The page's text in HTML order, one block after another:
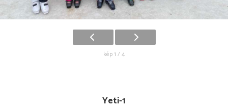
kép 1 / 4
Yeti-1